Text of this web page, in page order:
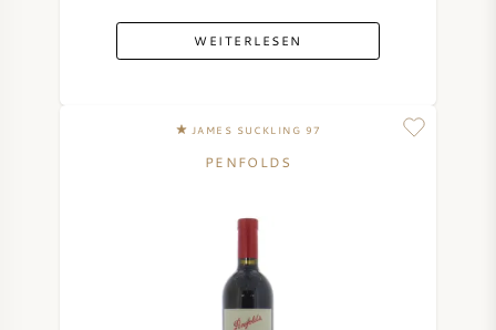
WEITERLESEN
JAMES SUCKLING 97
PENFOLDS